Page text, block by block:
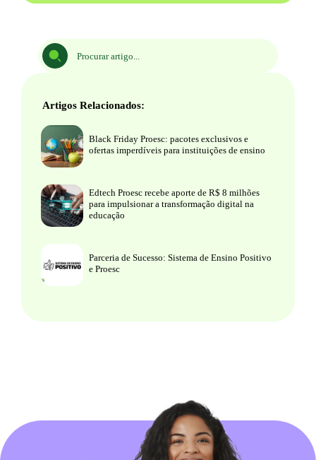
Artigos Relacionados:
Black Friday Proesc: pacotes exclusivos e
ofertas imperdíveis para instituições de ensino
Edtech Proesc recebe aporte de R$ 8 milhões
para impulsionar a transformação digital na
educação
Parceria de Sucesso: Sistema de Ensino Positivo
e Proesc